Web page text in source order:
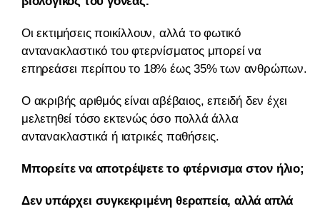
Οι εκτιμήσεις ποικίλλουν, αλλά το φωτικό
αντανακλαστικό του φτερνίσματος μπορεί να
επηρεάσει περίπου το 18% έως 35% των ανθρώπων.
Ο ακριβής αριθμός είναι αβέβαιος, επειδή δεν έχει
μελετηθεί τόσο εκτενώς όσο πολλά άλλα
αντανακλαστικά ή ιατρικές παθήσεις.
Μπορείτε να αποτρέψετε το φτέρνισμα στον ήλιο;
Δεν υπάρχει συγκεκριμένη θεραπεία, αλλά απλά